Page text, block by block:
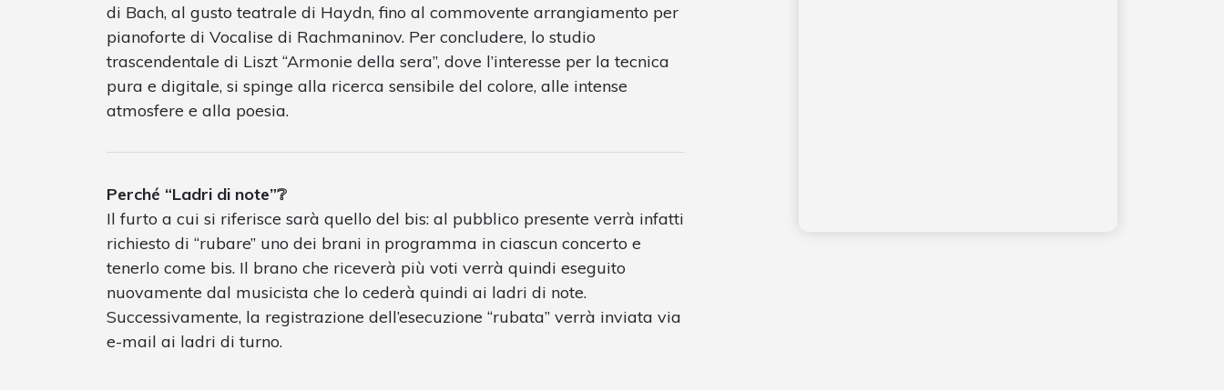
di Bach, al gusto teatrale di Haydn, fino al commovente arrangiamento per
pianoforte di Vocalise di Rachmaninov. Per concludere, lo studio
trascendentale di Liszt “Armonie della sera”, dove l’interesse per la tecnica
pura e digitale, si spinge alla ricerca sensibile del colore, alle intense
atmosfere e alla poesia.
Perché “Ladri di note”❔
Il furto a cui si riferisce sarà quello del bis: al pubblico presente verrà infatti
richiesto di “rubare” uno dei brani in programma in ciascun concerto e
tenerlo come bis. Il brano che riceverà più voti verrà quindi eseguito
nuovamente dal musicista che lo cederà quindi ai ladri di note.
Successivamente, la registrazione dell’esecuzione “rubata” verrà inviata via
e-mail ai ladri di turno.